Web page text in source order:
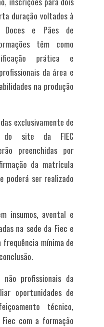
duração voltados à
Doces e Pães de
têm como
prática e
da área e
na produção
exclusivamente de
site da FIEC
preenchidas por
da matrícula
poderá ser realizado
insumos, avental e
na sede da Fiec e
mínima de
profissionais da
oportunidades de
técnico,
com a formação